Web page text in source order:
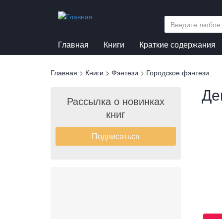
Главная Книги Краткие содержания
Вы
Главная > Книги > Фэнтези > Городское фэнтези
Рассылка о новинках
книг
Подписаться